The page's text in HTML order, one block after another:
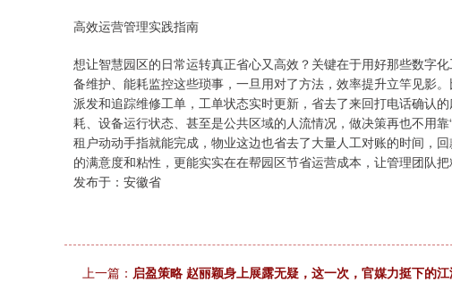
高效运营管理实践指南
想让智慧园区的日常运转真正省心又高效？关键在于用好那些数字
备维护、能耗监控这些琐事，一旦用对了方法，效率提升立竿见影
派发和追踪维修工单，工单状态实时更新，省去了来回打电话确认
耗、设备运行状态、甚至是公共区域的人流情况，做决策再也不用靠
租户动动手指就能完成，物业这边也省去了大量人工对账的时间，
的满意度和粘性，更能实实在在帮园区节省运营成本，让管理团队把
发布于：安徽省
上一篇： 启盈策略 赵丽颖身上展露无疑，这一次，官媒力挺下的